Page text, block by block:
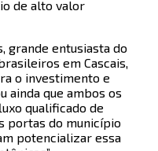
de alto valor
grande entusiasta do
em Cascais,
o investimento e
ainda que ambos os
qualificado de
portas do município
potencializar essa